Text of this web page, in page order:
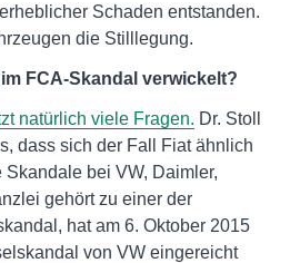
Schaden entstanden.
die Stilllegung.
FCA-Skandal verwickelt?
natürlich viele Fragen. Dr. Stoll
dass sich der Fall Fiat ähnlich
bei VW, Daimler,
gehört zu einer der
hat am 6. Oktober 2015
von VW eingereicht